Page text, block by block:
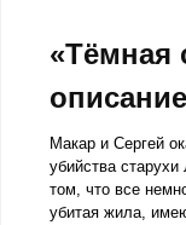
«Тёмная
описание
Макар и Сергей
убийства
том, что все
убитая жила,